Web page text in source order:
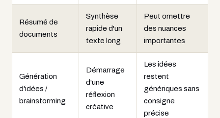
Résumé de
documents
Synthèse
rapide d'un
texte long
Peut omettre
des nuances
importantes
Génération
d'idées /
brainstorming
Démarrage
d'une
réflexion
créative
Les idées
restent
génériques sans
consigne
précise